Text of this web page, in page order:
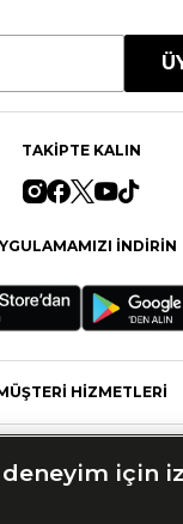
TAKİPTE KALIN
İNDİRİN
HİZMETLERİ
için